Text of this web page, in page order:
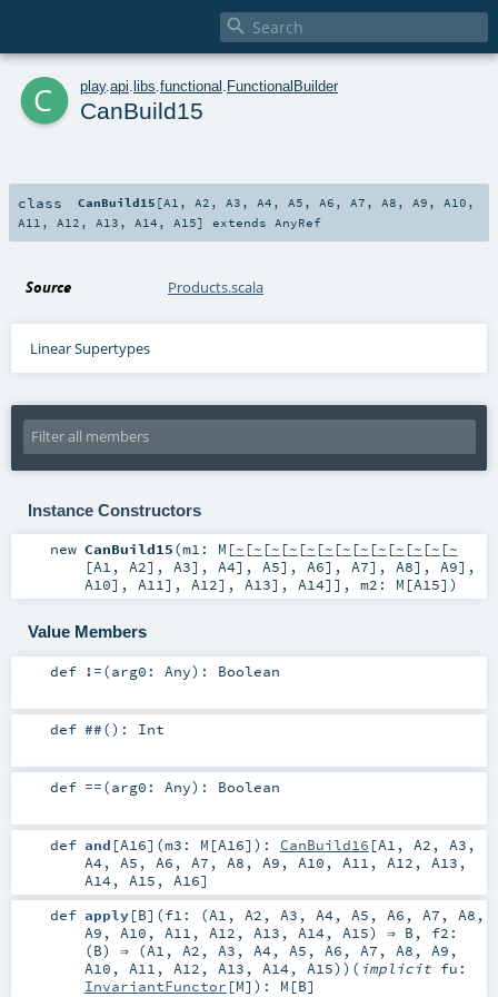

c play. api libs functional FunctionalBuilder
CanBuild15
class CanBuild15 [A1 , A2 , A3 , A4 , A5 , A6 , A7 , A8 , A9 , A10 ,
A11 , A12 , A13 , A14 , A15] extends AnyRef
Source Products.scala
Linear Supertypes
Instance Constructors
new CanBuild15(m1: M [~ [~ [~ [~ [~ [~ [~ [~ [~ [~ [~ [~ [~
[A1 , A2], A3], A4], A5], A6], A7], A8], A9],
A10], A11], A12], A13], A14]] , m2: M [A15] )
Value Members
def !=(arg0: Any) : Boolean
def ##() : Int
def ==(arg0: Any) : Boolean
def and [A16] (m3: M [A16] ) : CanBuild16 [A1 , A2 , A3 ,
A4 , A5 , A6 , A7 , A8 , A9 , A10 , A11 , A12 , A13 ,
A14 , A15 , A16]
def apply[B] (f1: (A1 , A2 , A3 , A4 , A5 , A6 , A7 , A8 ,
A9 , A10 , A11 , A12 , A13 , A14 , A15) ⇒ B , f2:
(B) ⇒ (A1 , A2 , A3 , A4 , A5 , A6 , A7 , A8 , A9 ,
A10 , A11 , A12 , A13 , A14 , A15) ) ( implicit fu:
InvariantFunctor [M] ) : M [B]